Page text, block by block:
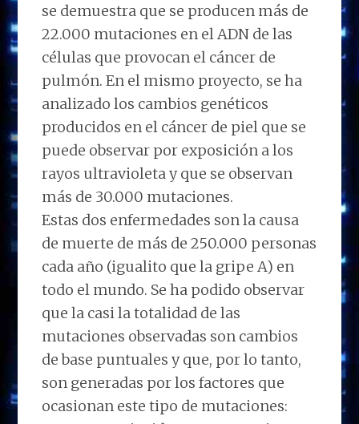
se demuestra que se producen más de
22.000 mutaciones en el ADN de las
células que provocan el cáncer de
pulmón. En el mismo proyecto, se ha
analizado los cambios genéticos
producidos en el cáncer de piel que se
puede observar por exposición a los
rayos ultravioleta y que se observan
más de 30.000 mutaciones.
Estas dos enfermedades son la causa
de muerte de más de 250.000 personas
cada año (igualito que la gripe A) en
todo el mundo. Se ha podido observar
que la casi la totalidad de las
mutaciones observadas son cambios
de base puntuales y que, por lo tanto,
son generadas por los factores que
ocasionan este tipo de mutaciones: